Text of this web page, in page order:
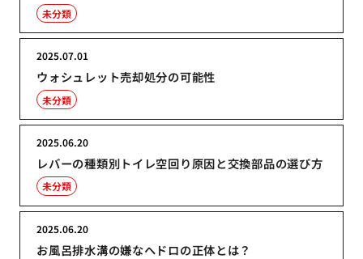
未分類
ウォシュレット売却処分の可能性
2025.07.01
未分類
レバーの種類別トイレ空回り原因と交換部品の選び方
2025.06.20
未分類
お風呂排水溝の嫌なヘドロの正体とは？
2025.06.20